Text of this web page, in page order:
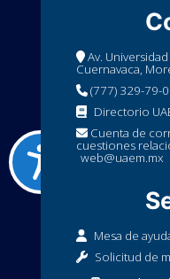
Av.
Cuernavaca,
(777) 329-79-
Directorio
Cuenta de
cuestiones
web@uaem.mx
Mesa de
Solicitud de